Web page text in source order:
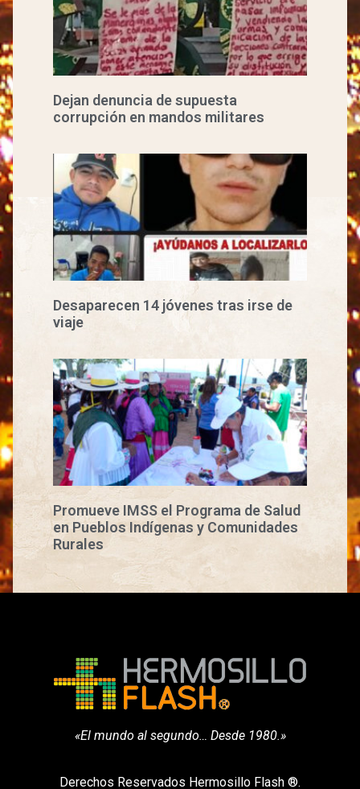
Dejan denuncia de supuesta
corrupción en mandos militares
Desaparecen 14 jóvenes tras irse de
viaje
Promueve IMSS el Programa de Salud
en Pueblos Indígenas y Comunidades
Rurales
«El mundo al segundo… Desde 1980.»
Derechos Reservados Hermosillo Flash ®.